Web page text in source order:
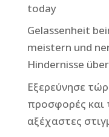
today
Gelassenheit
meistern und
Hindernisse
Εξερεύνησε
προσφορές και
αξέχαστες